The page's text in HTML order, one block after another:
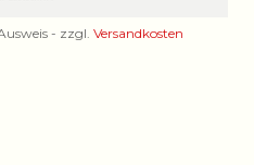
- zzgl. Versandkosten